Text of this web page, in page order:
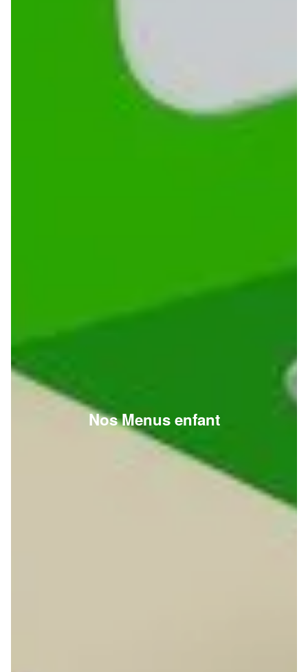
Nos Menus enfant